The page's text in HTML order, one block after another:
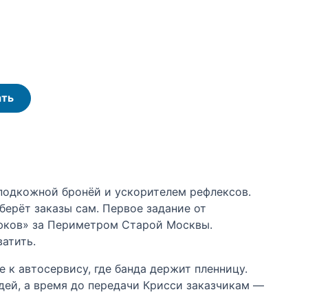
бронёй и ускорителем рефлексов.
заказы сам. Первое задание от
за Периметром Старой Москвы.
автосервису, где банда держит пленницу.
а время до передачи Крисси заказчикам —